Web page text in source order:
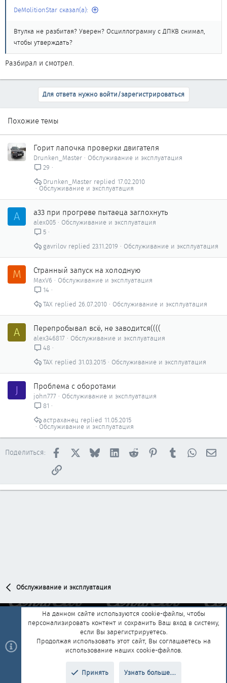
также не помогает ничего…
примерно понимает в чем дело, пожалуйста, отпишите, ибо
уже пробовали всё, что говорят мастера/диагносты и
результата ноль. Буду благодарен, если поможете
.
DeMolitionStar сказал(а):
Втулка не разбитая? Уверен? Осциллограмму с ДПКВ снимал,
чтобы утверждать?
Разбирал и смотрел.
Для ответа нужно войти/зарегистрироваться
Похожие темы
Горит лапочка проверки двигателя
Drunken_Master
Обслуживание и эксплуатация
29
Обслуживание и эксплуатация
17.02.2010
Drunken_Master
A a33 при прогреве пытаеца заглохнуть
alex005
Обслуживание и эксплуатация
5
Обслуживание и эксплуатация
23.11.2019
gavrilov
M Странный запуск на холодную
MaxV6
Обслуживание и эксплуатация
14
Обслуживание и эксплуатация
26.07.2010
ТАХ
A Перепробывал всё, не заводится((((
alex346817
Обслуживание и эксплуатация
48
Обслуживание и эксплуатация
31.03.2015
ТАХ
J Проблема с оборотами
john777
Обслуживание и эксплуатация
81
Обслуживание и эксплуатация
11.05.2015
астраханец
Поделиться: Facebook BlueskyLinkedInReddit PinterestTumblr
Ссылка
Обслуживание и эксплуатация
Обратная связь
Условия и правила
Политика конфиденциальности
Помощь Главная
R
add-ons by ThemeHouse Перевод от Jumuro®
На данном сайте используются cookie-файлы, чтобы
персонализировать контент и сохранить Ваш вход в систему,
если Вы зарегистрируетесь.
Продолжая использовать этот сайт, Вы соглашаетесь на
использование наших cookie-файлов.
Принять Узнать больше....